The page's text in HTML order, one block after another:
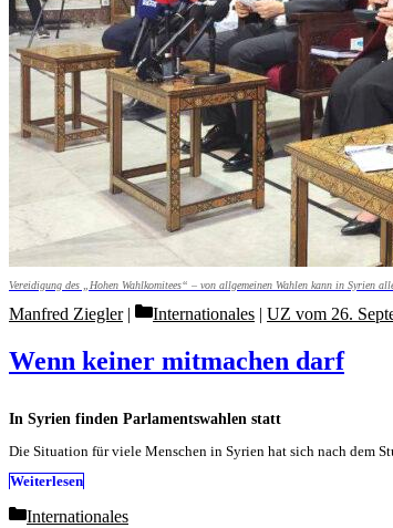
Vereidigung des „Hohen Wahlkomitees“ – von allgemeinen Wahlen kann in Syrien
In Syrien finden Parlamentswahlen statt
Wenn keiner mitmachen darf
Manfred Ziegler Categories
Internationales | UZ vom 26.
Die Situation für viele Menschen in Syrien hat sich nach dem
Weiterlesen
Categories
Internationales